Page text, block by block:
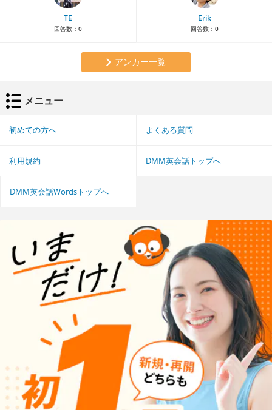
TE
回答数： 0
Erik
回答数： 0
アンカー一覧
メニュー
初めての方へ よくある質問
利用規約 DMM英会話トップへ
DMM英会話Wordsトップへ